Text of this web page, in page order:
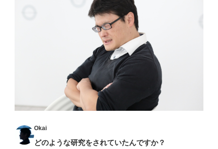
Okai
どのような研究をされていたんですか？